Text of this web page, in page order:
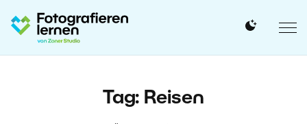
Tag: Reisen